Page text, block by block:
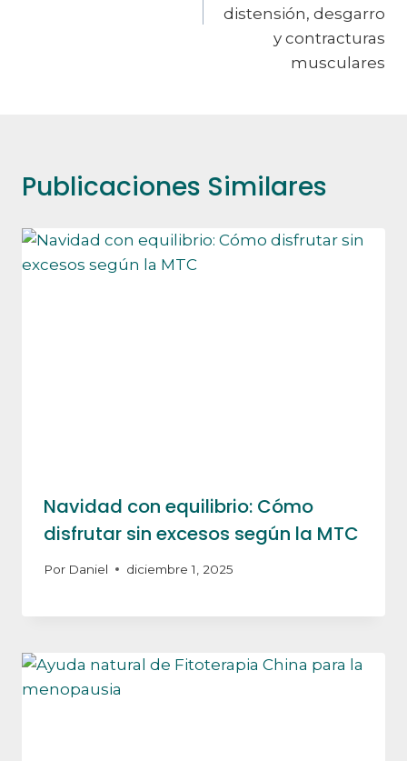
distensión, desgarro
y contracturas
musculares
Publicaciones Similares
Navidad con equilibrio: Cómo
disfrutar sin excesos según la MTC
Por Daniel diciembre 1, 2025